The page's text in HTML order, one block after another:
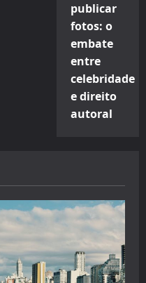
publicar
fotos: o
embate
entre
celebridade
e direito
autoral